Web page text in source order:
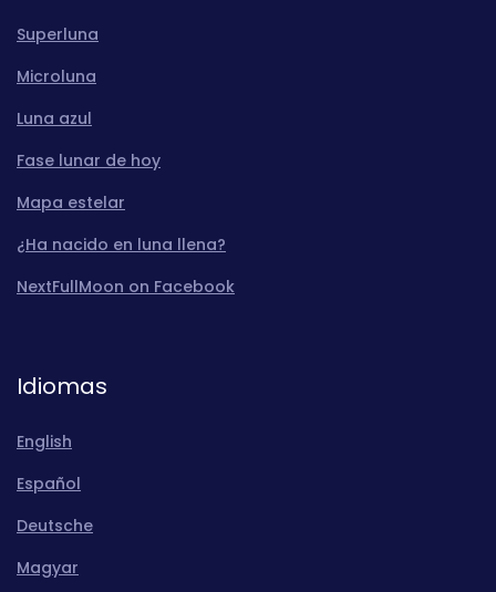
Superluna
Microluna
Luna azul
Fase lunar de hoy
Mapa estelar
¿Ha nacido en luna llena?
NextFullMoon on Facebook
Idiomas
English
Español
Deutsche
Magyar